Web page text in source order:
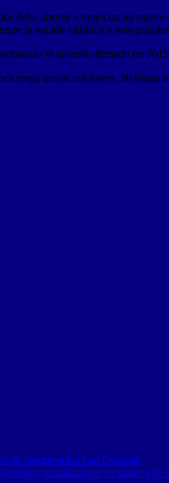
debe abrirse a negociar un
la nación islámica y seis
el acuerdo firmado en
tenga armas nucleares. Ni ahora
su compromiso con Guacara
actualizarnos en materia